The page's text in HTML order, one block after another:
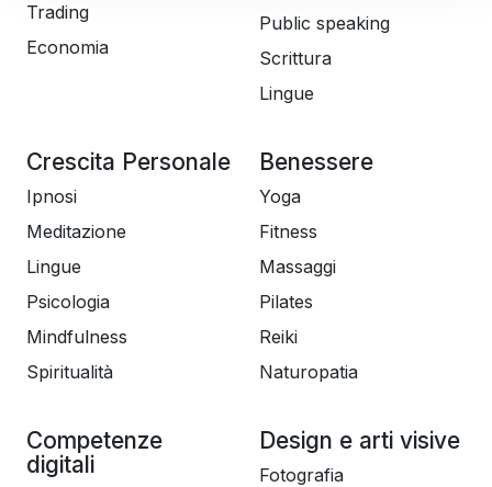
Trading
Economia
Public speaking
Scrittura
Lingue
Crescita Personale
Ipnosi
Meditazione
Lingue
Psicologia
Mindfulness
Spiritualità
Benessere
Yoga
Fitness
Massaggi
Pilates
Reiki
Naturopatia
Competenze
digitali
Design e arti visive
Fotografia